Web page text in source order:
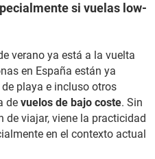
si vuelas low-
verano ya está a la vuelta
en España están ya
playa e incluso otros
de vuelos de bajo coste. Sin
de viajar, viene la practicidad
en el contexto actual